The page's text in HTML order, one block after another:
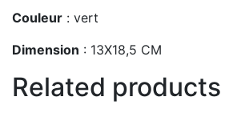
Couleur : vert
Dimension : 13X18,5 CM
Related products